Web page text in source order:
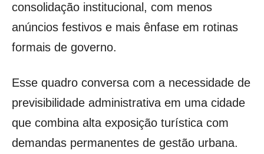
consolidação institucional, com menos
anúncios festivos e mais ênfase em rotinas
formais de governo.
Esse quadro conversa com a necessidade de
previsibilidade administrativa em uma cidade
que combina alta exposição turística com
demandas permanentes de gestão urbana.